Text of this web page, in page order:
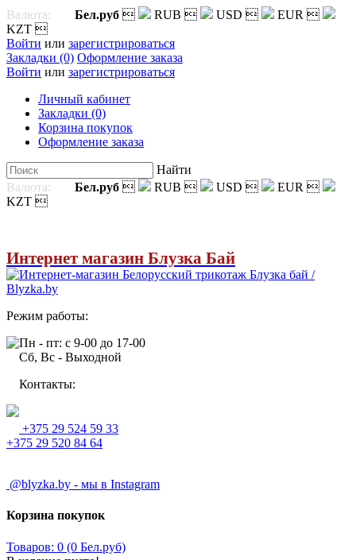
Валюта: Бел.руб  RUB  USD  EUR 
KZT 
Войти или зарегистрироваться
Закладки (0) Оформление заказа
Войти или зарегистрироваться
Личный кабинет
Закладки (0)
Корзина покупок
Оформление заказа
Найти
Валюта:
Бел.руб  RUB  USD  EUR 
KZT 
Интернет магазин Блузка Бай
Режим работы:
Пн - пт: с 9-00 до 17-00
Сб, Вс - Выходной
Контакты:
+375 29 524 59 33
+375 29 520 84 64
@blyzka.by - мы в Instagram
Корзина покупок
Товаров: 0 (0 Бел.руб)